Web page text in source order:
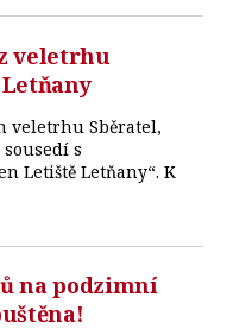
veletrhu
veletrhu Sběratel,
s
Letiště Letňany“. K
na podzimní